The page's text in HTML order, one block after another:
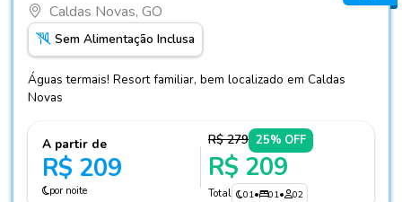
Caldas Novas, GO
Sem Alimentação Inclusa
Águas termais! Resort familiar, bem localizado em Caldas
Novas
A partir de
R$ 209
por noite
R$ 279 25% OFF
R$ 209
Total 01• 01• 02